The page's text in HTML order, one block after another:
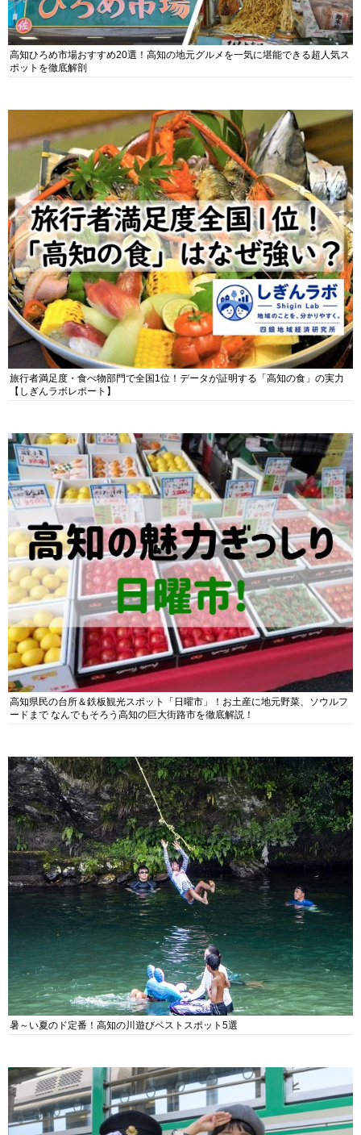
高知ひろめ市場おすすめ20選！高知の地元グルメを一気に堪能できる超人気ス
ポットを徹底解剖
旅行者満足度・食べ物部門で全国1位！データが証明する「高知の食」の実力
【しぎんラボレポート】
高知県民の台所＆鉄板観光スポット「日曜市」！お土産に地元野菜、ソウルフ
ードまで なんでもそろう高知の巨大街路市を徹底解説！
暑～い夏のド定番！高知の川遊びベストスポット5選